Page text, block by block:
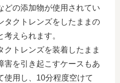
どの添加物が使用されてい
タクトレンズをしたままの
えられます。
クトレンズを装着したまま
害を引き起こすケースもあ
使用し、10分程度空けて